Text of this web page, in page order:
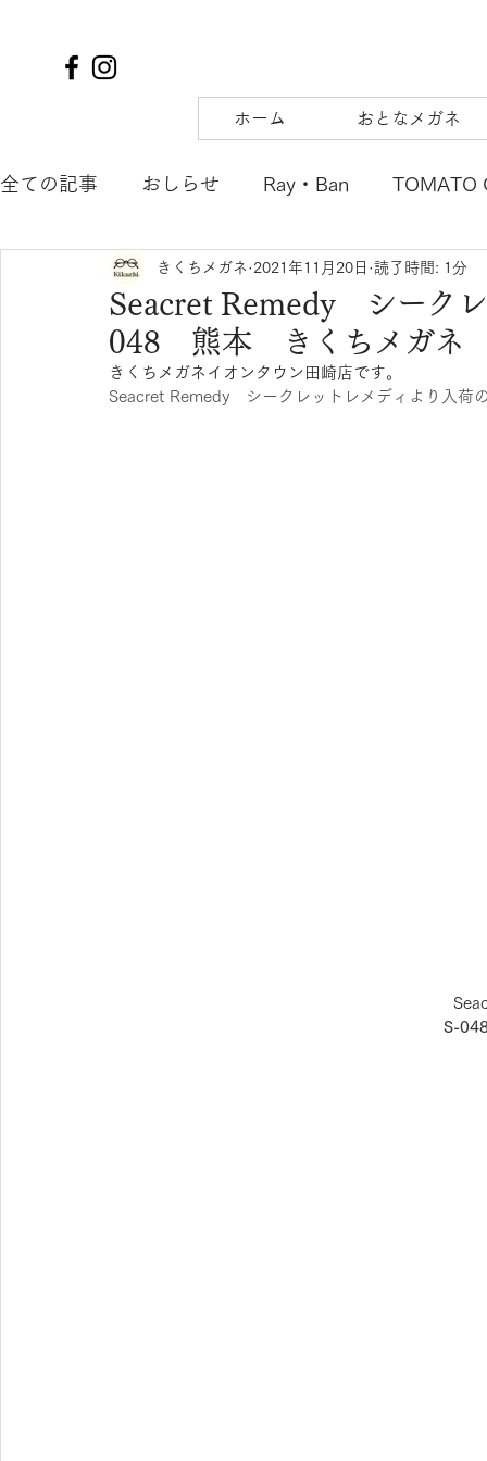
ホーム おとなメガネ
全ての記事 おしらせ Ray・Ban TOMATO
TIFFANY&Co. to hers SOLAIZ DJUAL
SAMURAI SHO mu tsubura
Seacret Remedy シーク
048 熊本 きくちメガネ
きくちメガネ 2021年11月20日 読了時間: 1分
きくちメガネイオンタウン田崎店です。
Seacret Remedy　シークレットレメディより入荷
S-